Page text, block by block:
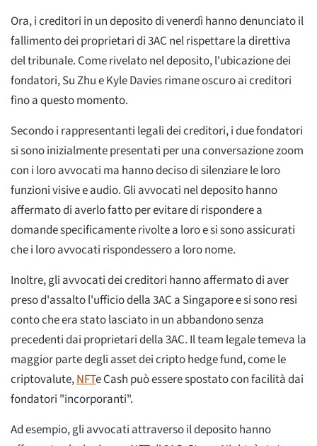
Ora, i creditori in un deposito di venerdì hanno denunciato il
fallimento dei proprietari di 3AC nel rispettare la direttiva
del tribunale. Come rivelato nel deposito, l'ubicazione dei
fondatori, Su Zhu e Kyle Davies rimane oscuro ai creditori
fino a questo momento.
Secondo i rappresentanti legali dei creditori, i due fondatori
si sono inizialmente presentati per una conversazione zoom
con i loro avvocati ma hanno deciso di silenziare le loro
funzioni visive e audio. Gli avvocati nel deposito hanno
affermato di averlo fatto per evitare di rispondere a
domande specificamente rivolte a loro e si sono assicurati
che i loro avvocati rispondessero a loro nome.
Inoltre, gli avvocati dei creditori hanno affermato di aver
preso d'assalto l'ufficio della 3AC a Singapore e si sono resi
conto che era stato lasciato in un abbandono senza
precedenti dai proprietari della 3AC. Il team legale temeva la
maggior parte degli asset dei cripto hedge fund, come le
criptovalute,NFTe Cash può essere spostato con facilità dai
fondatori "incorporanti".
Ad esempio, gli avvocati attraverso il deposito hanno